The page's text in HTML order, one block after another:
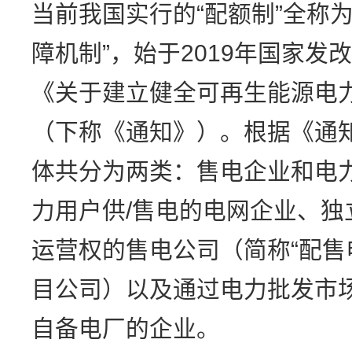
当前我国实行的“配额制”全称
障机制”，始于2019年国家发
《关于建立健全可再生能源
（下称《通知》）。根据《
体共分为两类：售电企业和电
力用户供/售电的电网企业、
运营权的售电公司（简称“配
目公司）以及通过电力批发市
自备电厂的企业。